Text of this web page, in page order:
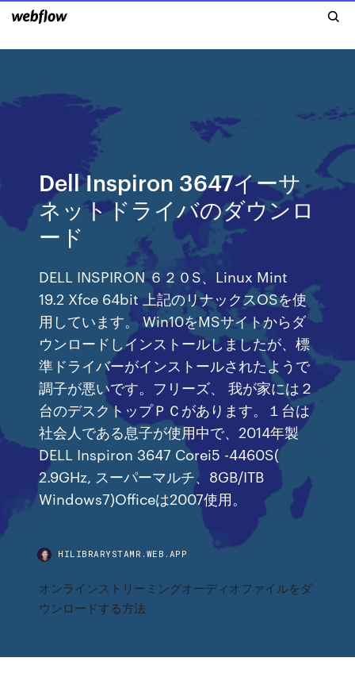
Dell Inspiron 3647イーサ
ネットドライバのダウンロ
ード
DELL INSPIRON ６２０S、Linux Mint
19.2 Xfce 64bit 上記のリナックスOSを使
用しています。 Win10をMSサイトからダ
ウンロードしインストールしましたが、標
準ドライバーがインストールされたようで
調子が悪いです。フリーズ、 我が家には２
台のデスクトップＰＣがあります。１台は
社会人である息子が使用中で、2014年製
DELL Inspiron 3647 Corei5 -4460S(
2.9GHz, スーパーマルチ、8GB/ITB
Windows7)Officeは2007使用。
HILIBRARYSTAMR.WEB.APP
オンラインストリーミングオーディオファイルをダ
ウンロードする方法